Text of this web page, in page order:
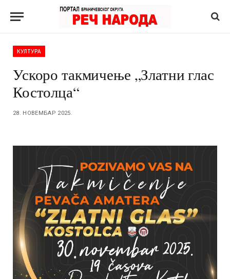
КУЛТУРА
Ускоро такмичење „Златни глас
Костолца“
28. НОВЕМБАР 2025.